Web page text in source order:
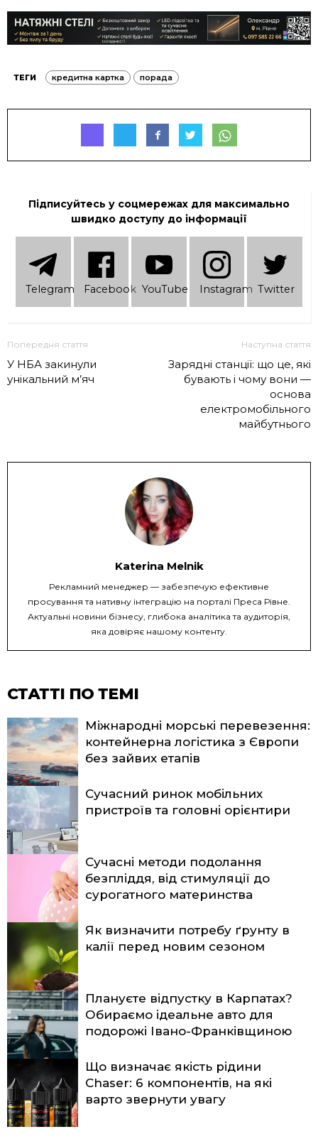
ТЕГИ кредитна картка порада
Підписуйтесь у соцмережах для максимально
швидко доступу до інформації
Telеgram Facebook YouTube Instagram Twitter
Попередня стаття
У НБА закинули
унікальний м’яч
Наступна стаття
Зарядні станції: що це, які
бувають і чому вони —
основа
електромобільного
майбутнього
Katerina Melnik
Рекламний менеджер — забезпечую ефективне
просування та нативну інтеграцію на порталі Преса Рівне.
Актуальні новини бізнесу, глибока аналітика та аудиторія,
яка довіряє нашому контенту.
СТАТТІ ПО ТЕМІ
Міжнародні морські перевезення:
контейнерна логістика з Європи
без зайвих етапів
Сучасний ринок мобільних
пристроїв та головні орієнтири
Сучасні методи подолання
безпліддя, від стимуляції до
сурогатного материнства
Як визначити потребу ґрунту в
калії перед новим сезоном
Плануєте відпустку в Карпатах?
Обираємо ідеальне авто для
подорожі Івано-Франківщиною
Що визначає якість рідини
Chaser: 6 компонентів, на які
варто звернути увагу